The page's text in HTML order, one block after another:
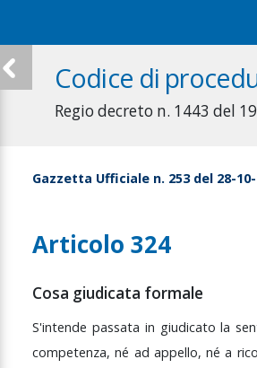
Codice di
Regio decreto n. 1443 del
Gazzetta Ufficiale n. 253 del 28-10-
Articolo 324
Cosa giudicata formale
S'intende passata in giudicatola
competenza,né ad appello,néa